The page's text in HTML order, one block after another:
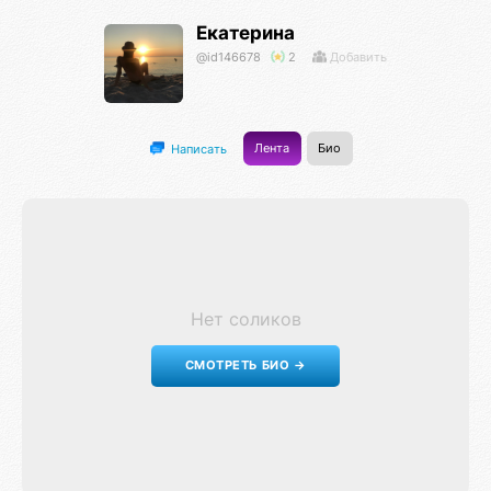
Екатерина
@id146678 2 Добавить
Написать Лента Био
Нет соликов
СМОТРЕТЬ БИО →